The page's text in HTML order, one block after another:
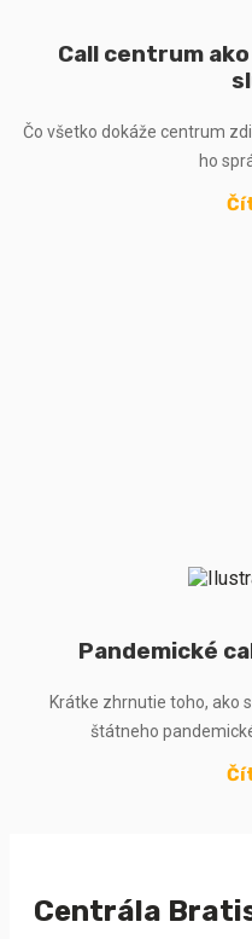
Call centrum
Čo všetko dokáže centrum
ho
Pandemické
Krátke zhrnutie toho, ako
štátneho
Centrála